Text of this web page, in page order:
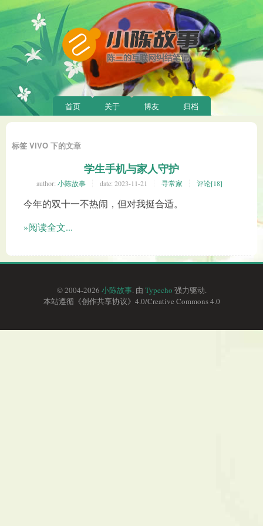
首页 关于 博友 归档
标签 VIVO 下的文章
学生手机与家人守护
author: 小陈故事 date: 2023-11-21 寻常家 评论[18]
今年的双十一不热闹，但对我挺合适。
»阅读全文...
© 2004-2026 小陈故事. 由 Typecho 强力驱动.
本站遵循《创作共享协议》4.0/Creative Commons 4.0